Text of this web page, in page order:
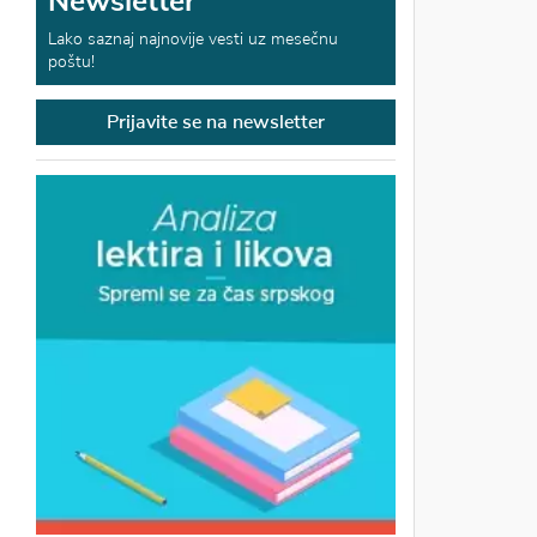
Lako saznaj najnovije vesti uz mesečnu
poštu!
Prijavite se na newsletter